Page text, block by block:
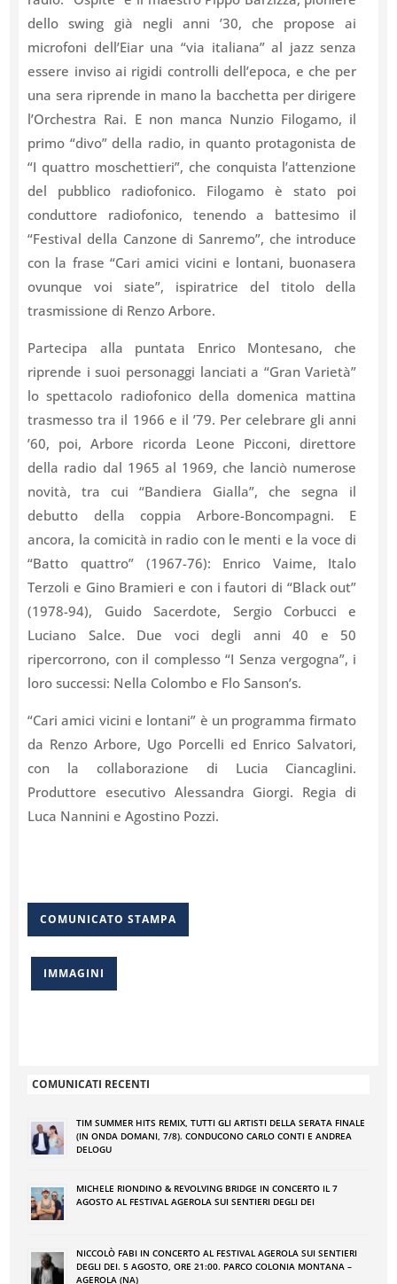
dello swing già negli anni ’30, che propose ai
microfoni dell’Eiar una “via italiana” al jazz senza
essere inviso ai rigidi controlli dell’epoca, e che per
una sera riprende in mano la bacchetta per dirigere
l’Orchestra Rai. E non manca Nunzio Filogamo, il
primo “divo” della radio, in quanto protagonista de
“I quattro moschettieri”, che conquista l’attenzione
del pubblico radiofonico. Filogamo è stato poi
conduttore radiofonico, tenendo a battesimo il
“Festival della Canzone di Sanremo”, che introduce
con la frase “Cari amici vicini e lontani, buonasera
ovunque voi siate”, ispiratrice del titolo della
trasmissione di Renzo Arbore.
Partecipa alla puntata Enrico Montesano, che
riprende i suoi personaggi lanciati a “Gran Varietà”
lo spettacolo radiofonico della domenica mattina
trasmesso tra il 1966 e il ’79. Per celebrare gli anni
’60, poi, Arbore ricorda Leone Picconi, direttore
della radio dal 1965 al 1969, che lanciò numerose
novità, tra cui “Bandiera Gialla”, che segna il
debutto della coppia Arbore-Boncompagni. E
ancora, la comicità in radio con le menti e la voce di
“Batto quattro” (1967-76): Enrico Vaime, Italo
Terzoli e Gino Bramieri e con i fautori di “Black out”
(1978-94), Guido Sacerdote, Sergio Corbucci e
Luciano Salce. Due voci degli anni 40 e 50
ripercorrono, con il complesso “I Senza vergogna”, i
loro successi: Nella Colombo e Flo Sanson’s.
“Cari amici vicini e lontani” è un programma firmato
da Renzo Arbore, Ugo Porcelli ed Enrico Salvatori,
con la collaborazione di Lucia Ciancaglini.
Produttore esecutivo Alessandra Giorgi. Regia di
Luca Nannini e Agostino Pozzi.
COMUNICATO STAMPA
IMMAGINI
COMUNICATI RECENTI
TIM SUMMER HITS REMIX, TUTTI GLI ARTISTI DELLA SERATA FINALE
(IN ONDA DOMANI, 7/8). CONDUCONO CARLO CONTI E ANDREA
DELOGU
MICHELE RIONDINO & REVOLVING BRIDGE IN CONCERTO IL 7
AGOSTO AL FESTIVAL AGEROLA SUI SENTIERI DEGLI DEI
NICCOLÒ FABI IN CONCERTO AL FESTIVAL AGEROLA SUI SENTIERI
DEGLI DEI. 5 AGOSTO, ORE 21:00. PARCO COLONIA MONTANA –
AGEROLA (NA)